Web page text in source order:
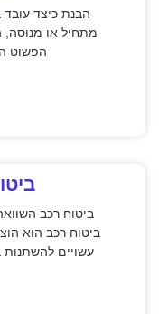
הבנת כיצד
מתחיל או מנוסה,
הפשוט
ביטוח רכב
ביטוח רכב הוא
עשויים